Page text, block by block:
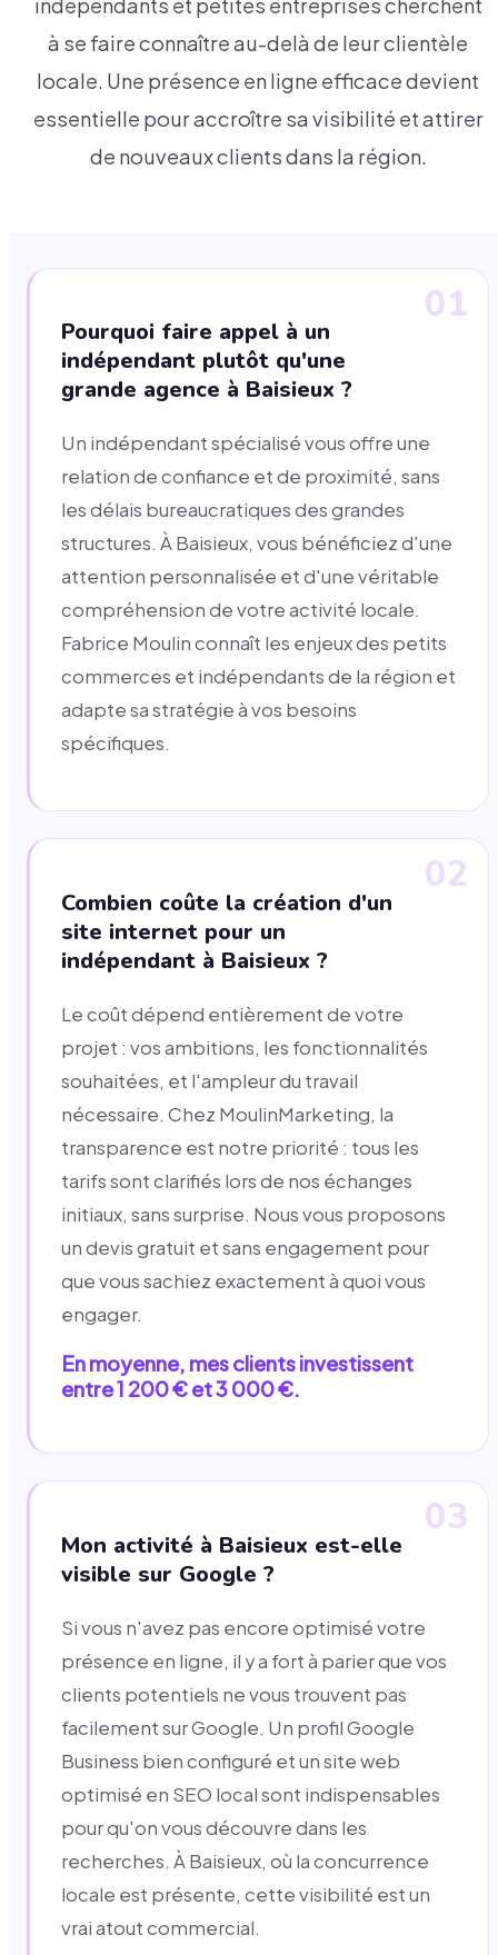
indépendants et petites entreprises cherchent
à se faire connaître au-delà de leur clientèle
locale. Une présence en ligne efficace devient
essentielle pour accroître sa visibilité et attirer
de nouveaux clients dans la région.
01
Pourquoi faire appel à un
indépendant plutôt qu'une
grande agence à Baisieux ?
Un indépendant spécialisé vous offre une
relation de confiance et de proximité, sans
les délais bureaucratiques des grandes
structures. À Baisieux, vous bénéficiez d'une
attention personnalisée et d'une véritable
compréhension de votre activité locale.
Fabrice Moulin connaît les enjeux des petits
commerces et indépendants de la région et
adapte sa stratégie à vos besoins
spécifiques.
02
Combien coûte la création d'un
site internet pour un
indépendant à Baisieux ?
Le coût dépend entièrement de votre
projet : vos ambitions, les fonctionnalités
souhaitées, et l'ampleur du travail
nécessaire. Chez MoulinMarketing, la
transparence est notre priorité : tous les
tarifs sont clarifiés lors de nos échanges
initiaux, sans surprise. Nous vous proposons
un devis gratuit et sans engagement pour
que vous sachiez exactement à quoi vous
engager.
En moyenne, mes clients investissent
entre 1 200 € et 3 000 €.
03
Mon activité à Baisieux est-elle
visible sur Google ?
Si vous n'avez pas encore optimisé votre
présence en ligne, il y a fort à parier que vos
clients potentiels ne vous trouvent pas
facilement sur Google. Un profil Google
Business bien configuré et un site web
optimisé en SEO local sont indispensables
pour qu'on vous découvre dans les
recherches. À Baisieux, où la concurrence
locale est présente, cette visibilité est un
vrai atout commercial.